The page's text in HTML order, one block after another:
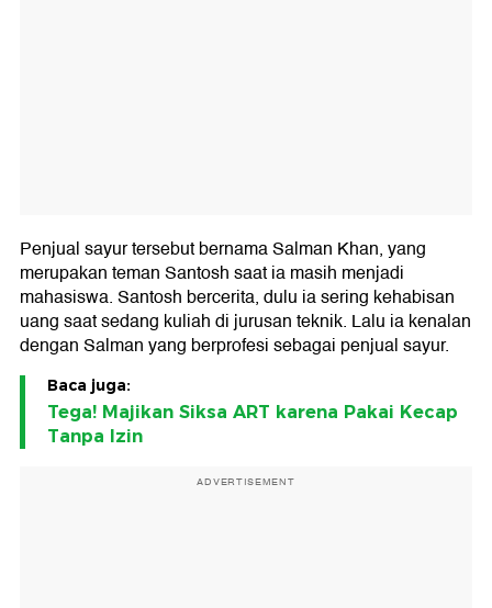
Penjual sayur tersebut bernama Salman Khan, yang
merupakan teman Santosh saat ia masih menjadi
mahasiswa. Santosh bercerita, dulu ia sering kehabisan
uang saat sedang kuliah di jurusan teknik. Lalu ia kenalan
dengan Salman yang berprofesi sebagai penjual sayur.
Baca juga:
Tega! Majikan Siksa ART karena Pakai Kecap
Tanpa Izin
ADVERTISEMENT